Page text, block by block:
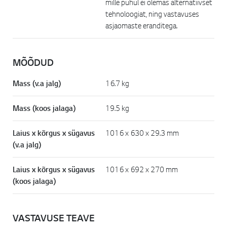
tehnoloogiat, ning vastavuses
asjaomaste eranditega.
MÕÕDUD
Mass (v.a jalg) 16.7 kg
Mass (koos jalaga) 19.5 kg
Laius x kõrgus x sügavus
(v.a jalg)
1016 x 630 x 29.3 mm
Laius x kõrgus x sügavus
(koos jalaga)
1016 x 692 x 270 mm
VASTAVUSE TEAVE